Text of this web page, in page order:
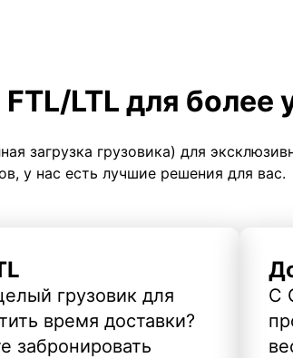
LTL для более
загрузка грузовика) для
у нас есть лучшие решения для вас.
грузовик для
время доставки?
забронировать
С